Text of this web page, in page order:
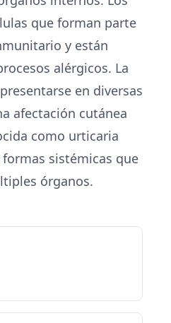
que forman parte
y están
alérgicos. La
en diversas
afectación cutánea
como urticaria
sistémicas que
órganos.